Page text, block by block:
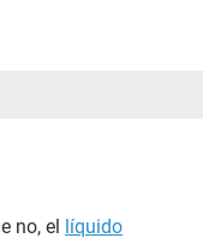
no, el líquido